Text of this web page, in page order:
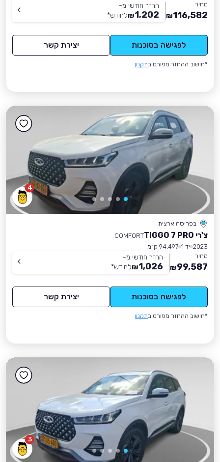
מחיר
116,582
₪
החזר חודשי מ-
1,202
₪לחודש*
לפגישה בסוכנות יצירת קשר
*חישוב ההחזר מפורט בתקנון
4
בפריסה ארצית
צ'רי TIGGO 7 PRO
COMFORT
2023 יד 1
94,497 ק״מ
מחיר
99,587
₪
החזר חודשי מ-
1,026
₪לחודש*
לפגישה בסוכנות יצירת קשר
*חישוב ההחזר מפורט בתקנון
3